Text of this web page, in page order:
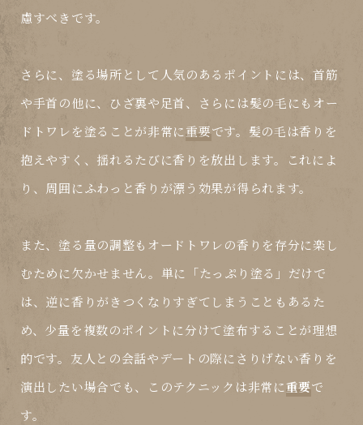
慮すべきです。
さらに、塗る場所として人気のあるポイントには、首筋
や手首の他に、ひざ裏や足首、さらには髪の毛にもオー
ドトワレを塗ることが非常に重要です。髪の毛は香りを
抱えやすく、揺れるたびに香りを放出します。これによ
り、周囲にふわっと香りが漂う効果が得られます。
また、塗る量の調整もオードトワレの香りを存分に楽し
むために欠かせません。単に「たっぷり塗る」だけで
は、逆に香りがきつくなりすぎてしまうこともあるた
め、少量を複数のポイントに分けて塗布することが理想
的です。友人との会話やデートの際にさりげない香りを
演出したい場合でも、このテクニックは非常に重要で
す。